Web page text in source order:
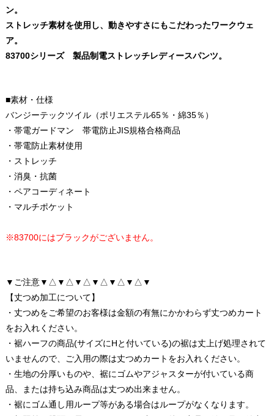
ン。
ストレッチ素材を使用し、動きやすさにもこだわったワークウェ
ア。
83700シリーズ 製品制電ストレッチレディースパンツ。
■素材・仕様
バンジーテックツイル（ポリエステル65％・綿35％）
・帯電ガードマン 帯電防止JIS規格合格商品
・帯電防止素材使用
・ストレッチ
・消臭・抗菌
・ペアコーディネート
・マルチポケット
※83700にはブラックがございません。
▼ご注意▼△▼△▼△▼△▼△▼△▼
【丈つめ加工について】
・丈つめをご希望のお客様は金額の有無にかかわらず丈つめカート
をお入れください。
・裾ハーフの商品(サイズにHと付いている)の裾は丈上げ処理されて
いませんので、ご入用の際は丈つめカートをお入れください。
・生地の分厚いものや、裾にゴムやアジャスターが付いている商
品、または持ち込み商品は丈つめ出来ません。
・裾にゴム通し用ループ等がある場合はループがなくなります。